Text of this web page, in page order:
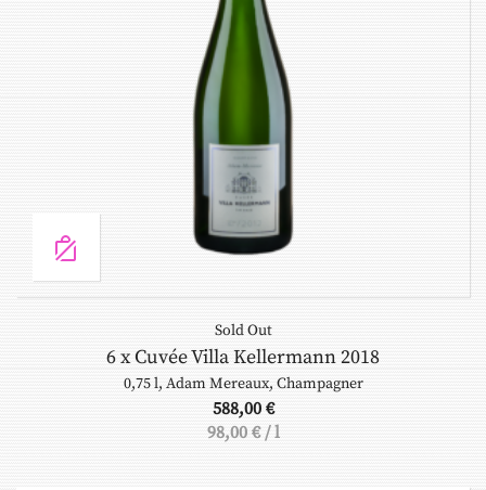
Sold Out
6 x Cuvée Villa Kellermann 2018
0,75 l, Adam Mereaux, Champagner
588,00 €
98,00 €/l